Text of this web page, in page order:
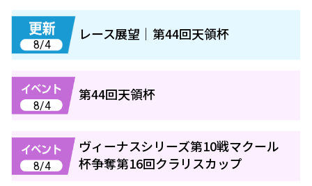
8/4
レース展望｜第44回天領杯
8/4
第44回天領杯
8/4
ヴィーナスシリーズ第10戦マクール
杯争奪第16回クラリスカップ